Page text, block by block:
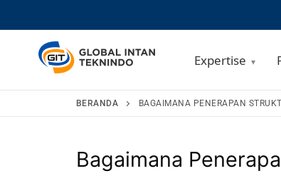
Expertise
BERANDA BAGAIMANA PENERAPAN
Bagaimana